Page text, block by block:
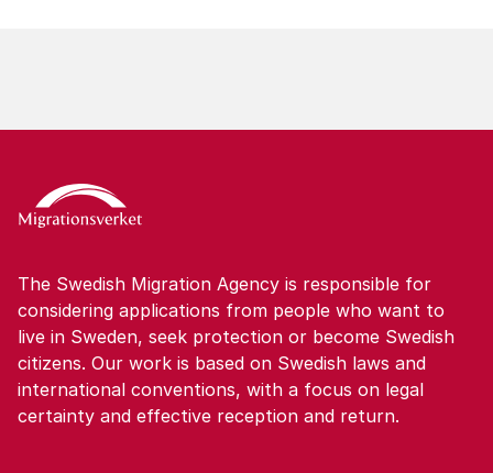
The Swedish Migration Agency is responsible for
considering applications from people who want to
live in Sweden, seek protection or become Swedish
citizens. Our work is based on Swedish laws and
international conventions, with a focus on legal
certainty and effective reception and return.